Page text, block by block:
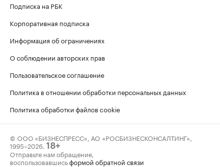
Подписка на РБК
Корпоративная подписка
Информация об ограничениях
О соблюдении авторских прав
Пользовательское соглашение
Политика в отношении обработки персональных данных
Политика обработки файлов cookie
© ООО «БИЗНЕСПРЕСС», АО «РОСБИЗНЕСКОНСАЛТИНГ»,
1995–2026. 18+
Отправьте нам обращение,
воспользовавшисьформой обратной связи